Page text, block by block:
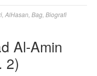
AlHasan Bag Biografi
Al-Amin
2)